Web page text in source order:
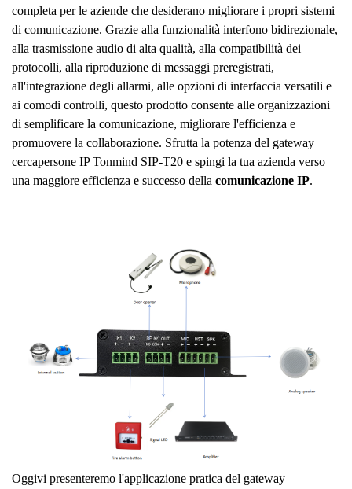
completa per le aziende che desiderano migliorare i propri sistemi
di comunicazione. Grazie alla funzionalità interfono bidirezionale,
alla trasmissione audio di alta qualità, alla compatibilità dei
protocolli, alla riproduzione di messaggi preregistrati,
all'integrazione degli allarmi, alle opzioni di interfaccia versatili e
ai comodi controlli, questo prodotto consente alle organizzazioni
di semplificare la comunicazione, migliorare l'efficienza e
promuovere la collaborazione. Sfrutta la potenza del gateway
cercapersone IP Tonmind SIP-T20 e spingi la tua azienda verso
una maggiore efficienza e successo della comunicazione IP.
Oggivi presenteremo l'applicazione pratica del gateway